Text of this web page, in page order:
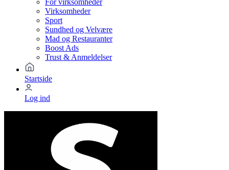
For virksomheder
Virksomheder
Sport
Sundhed og Velvære
Mad og Restauranter
Boost Ads
Trust & Anmeldelser
Startside
Log ind